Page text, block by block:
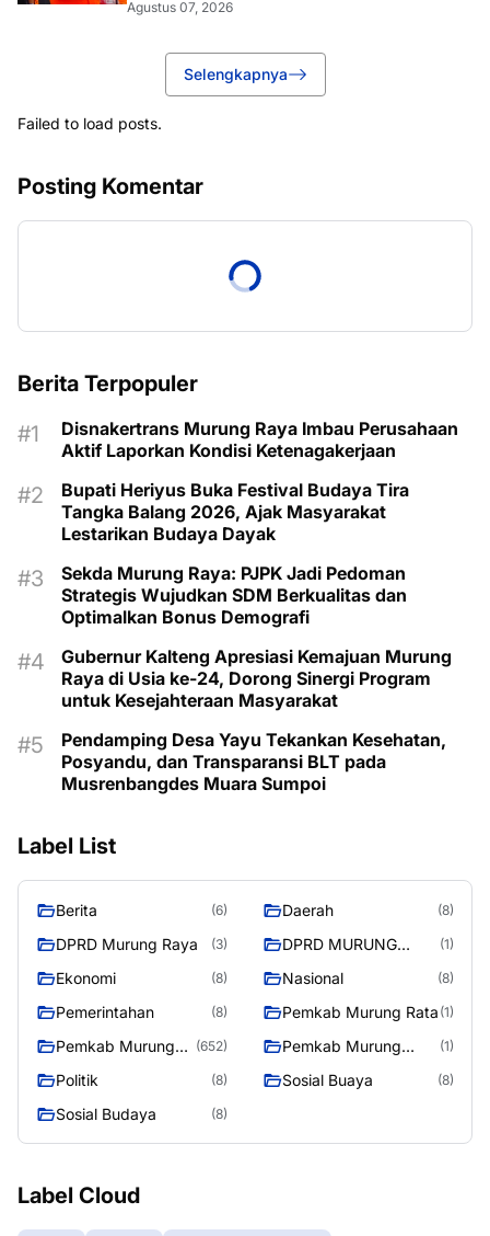
Agustus 07, 2026
Selengkapnya
Failed to load posts.
Posting Komentar
Berita Terpopuler
Disnakertrans Murung Raya Imbau Perusahaan
Aktif Laporkan Kondisi Ketenagakerjaan
Bupati Heriyus Buka Festival Budaya Tira
Tangka Balang 2026, Ajak Masyarakat
Lestarikan Budaya Dayak
Sekda Murung Raya: PJPK Jadi Pedoman
Strategis Wujudkan SDM Berkualitas dan
Optimalkan Bonus Demografi
Gubernur Kalteng Apresiasi Kemajuan Murung
Raya di Usia ke-24, Dorong Sinergi Program
untuk Kesejahteraan Masyarakat
Pendamping Desa Yayu Tekankan Kesehatan,
Posyandu, dan Transparansi BLT pada
Musrenbangdes Muara Sumpoi
Label List
Berita (6) Daerah (8)
DPRD Murung Raya (3)
DPRD MURUNG
(1)
Ekonomi (8) Nasional (8)
Pemerintahan (8) Pemkab Murung Rata (1)
Pemkab Murung
(652)
Pemkab Murung
(1)
Politik (8) Sosial Buaya (8)
Sosial Budaya (8)
Label Cloud